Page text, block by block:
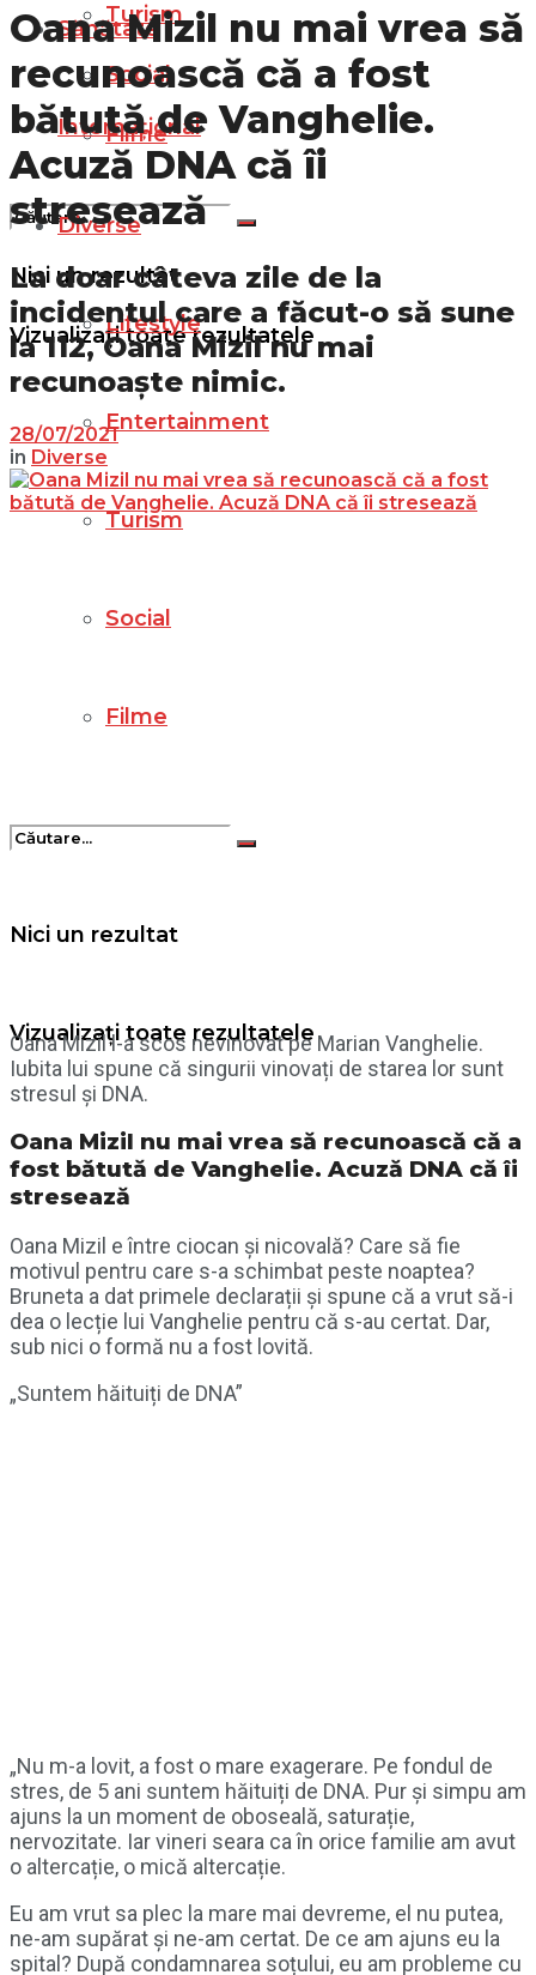
Turism
Social
Filme
Nici un rezultat
Vizualizați toate rezultatele
Sănătate
Internațional
Diverse
Lifestyle
Entertainment
Turism
Social
Filme
Nici un rezultat
Vizualizați toate rezultatele
Oana Mizil nu mai vrea să
recunoască că a fost
bătută de Vanghelie.
Acuză DNA că îi
stresează
La doar câteva zile de la
incidentul care a făcut-o să sune
la 112, Oana Mizil nu mai
recunoaște nimic.
28/07/2021
in Diverse
Oana Mizil l-a scos nevinovat pe Marian Vanghelie.
Iubita lui spune că singurii vinovați de starea lor sunt
stresul și DNA.
Oana Mizil nu mai vrea să recunoască că a
fost bătută de Vanghelie. Acuză DNA că îi
stresează
Oana Mizil e între ciocan și nicovală? Care să fie
motivul pentru care s-a schimbat peste noaptea?
Bruneta a dat primele declarații și spune că a vrut să-i
dea o lecție lui Vanghelie pentru că s-au certat. Dar,
sub nici o formă nu a fost lovită.
„Suntem hăituiți de DNA”
„Nu m-a lovit, a fost o mare exagerare. Pe fondul de
stres, de 5 ani suntem hăituiți de DNA. Pur și simpu am
ajuns la un moment de oboseală, saturație,
nervozitate. Iar vineri seara ca în orice familie am avut
o altercație, o mică altercație.
Eu am vrut sa plec la mare mai devreme, el nu putea,
ne-am supărat și ne-am certat. De ce am ajuns eu la
spital? După condamnarea soțului, eu am probleme cu